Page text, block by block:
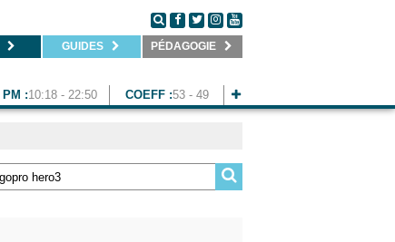
GUIDES PÉDAGOGIE
PM :10:18 - 22:50 COEFF :53 - 49